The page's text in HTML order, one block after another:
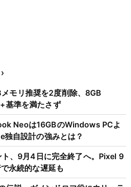
モリ推奨を2度削除、8GB
準を満たさず
Neoは16GBのWindows PCよ
独自設計の強みとは？
、9月4日に完全終了へ。Pixel 9
永続的な遅延も